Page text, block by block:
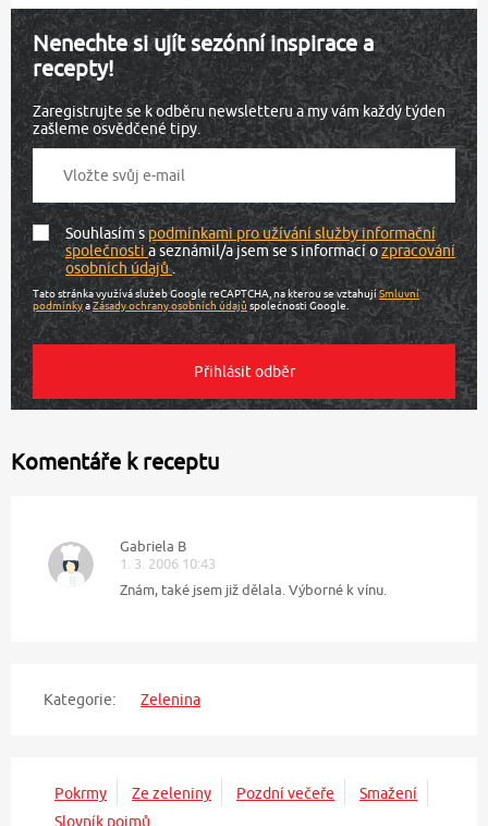
Nenechte si ujít sezónní inspirace a
recepty!
Zaregistrujte se k odběru newsletteru a my vám každý týden
zašleme osvědčené tipy.
Souhlasím spodmínkami pro užívání služby informační
společnostia seznámil/a jsem se s informací ozpracování
osobních údajů.
Tato stránka využívá služeb Google reCAPTCHA, na kterou se vztahujíSmluvní
podmínkyaZásady ochrany osobních údajů společnosti Google.
Komentáře k receptu
Gabriela B
1. 3. 2006 10:43
Znám, také jsem již dělala. Výborné k vínu.
Kategorie: Zelenina
Pokrmy Ze zeleniny Pozdní večeře
Smažení
Slovník pojmů